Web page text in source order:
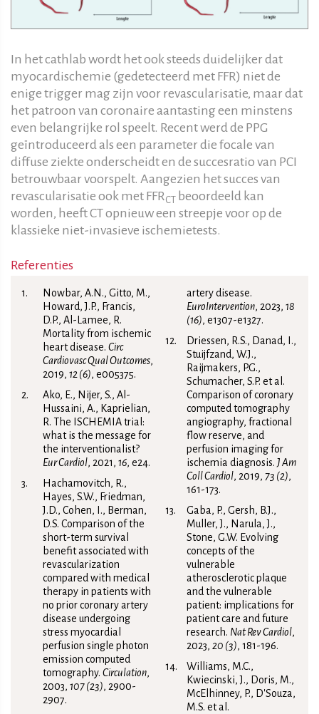
In het cathlab wordt het ook steeds duidelijker dat
myocardischemie (gedetecteerd met FFR) niet de
enige trigger mag zijn voor revascularisatie, maar dat
het patroon van coronaire aantasting een minstens
even belangrijke rol speelt. Recent werd de PPG
geïntroduceerd als een parameter die focale van
diffuse ziekte onderscheidt en de succesratio van PCI
betrouwbaar voorspelt. Aangezien het succes van
revascularisatie ook met FFRCT beoordeeld kan
worden, heeft CT opnieuw een streepje voor op de
klassieke niet-invasieve ischemietests.
Referenties
Nowbar, A.N., Gitto, M.,
Howard, J.P., Francis,
D.P., Al-Lamee, R.
Mortality from ischemic
heart disease. Circ
Cardiovasc Qual Outcomes,
2019, 12 (6), e005375.
Ako, E., Nijer, S., Al-
Hussaini, A., Kaprielian,
R. The ISCHEMIA trial:
what is the message for
the interventionalist?
Eur Cardiol, 2021, 16, e24.
Hachamovitch, R.,
Hayes, S.W., Friedman,
J.D., Cohen, I., Berman,
D.S. Comparison of the
short-term survival
benefit associated with
revascularization
compared with medical
therapy in patients with
no prior coronary artery
disease undergoing
stress myocardial
perfusion single photon
emission computed
tomography. Circulation,
2003, 107 (23), 2900-
2907.
artery disease.
EuroIntervention, 2023, 18
(16), e1307-e1327.
Driessen, R.S., Danad, I.,
Stuijfzand, W.J.,
Raijmakers, P.G.,
Schumacher, S.P. et al.
Comparison of coronary
computed tomography
angiography, fractional
flow reserve, and
perfusion imaging for
ischemia diagnosis. J Am
Coll Cardiol, 2019, 73 (2),
161-173.
Gaba, P., Gersh, B.J.,
Muller, J., Narula, J.,
Stone, G.W. Evolving
concepts of the
vulnerable
atherosclerotic plaque
and the vulnerable
patient: implications for
patient care and future
research. Nat Rev Cardiol,
2023, 20 (3), 181-196.
Williams, M.C.,
Kwiecinski, J., Doris, M.,
McElhinney, P., D'Souza,
M.S. et al.